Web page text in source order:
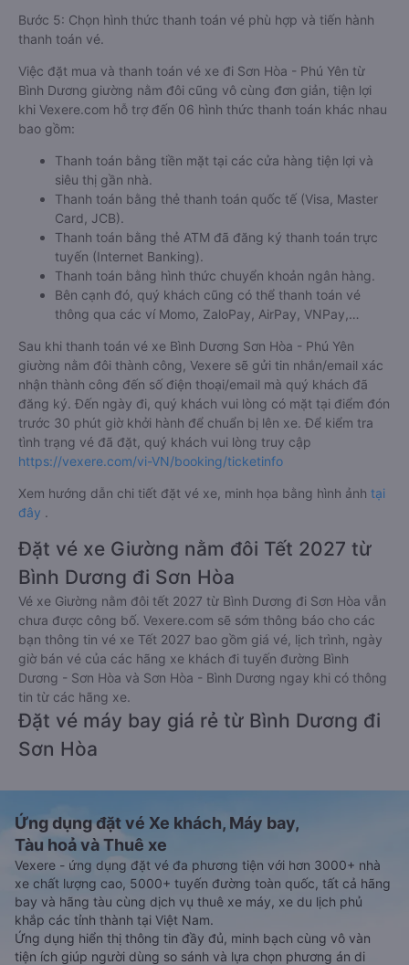
Bước 5: Chọn hình thức thanh toán vé phù hợp và tiến hành
thanh toán vé.
Việc đặt mua và thanh toán vé xe đi Sơn Hòa - Phú Yên từ
Bình Dương giường nằm đôi cũng vô cùng đơn giản, tiện lợi
khi Vexere.com hỗ trợ đến 06 hình thức thanh toán khác nhau
bao gồm:
Thanh toán bằng tiền mặt tại các cửa hàng tiện lợi và
siêu thị gần nhà.
Thanh toán bằng thẻ thanh toán quốc tế (Visa, Master
Card, JCB).
Thanh toán bằng thẻ ATM đã đăng ký thanh toán trực
tuyến (Internet Banking).
Thanh toán bằng hình thức chuyển khoản ngân hàng.
Bên cạnh đó, quý khách cũng có thể thanh toán vé
thông qua các ví Momo, ZaloPay, AirPay, VNPay,…
Sau khi thanh toán vé xe Bình Dương Sơn Hòa - Phú Yên
giường nằm đôi thành công, Vexere sẽ gửi tin nhắn/email xác
nhận thành công đến số điện thoại/email mà quý khách đã
đăng ký. Đến ngày đi, quý khách vui lòng có mặt tại điểm đón
trước 30 phút giờ khởi hành để chuẩn bị lên xe. Để kiểm tra
tình trạng vé đã đặt, quý khách vui lòng truy cập
https://vexere.com/vi-VN/booking/ticketinfo
Xem hướng dẫn chi tiết đặt vé xe, minh họa bằng hình ảnh tại
đây .
Đặt vé xe Giường nằm đôi Tết 2027 từ
Bình Dương đi Sơn Hòa
Vé xe Giường nằm đôi tết 2027 từ Bình Dương đi Sơn Hòa vẫn
chưa được công bố. Vexere.com sẽ sớm thông báo cho các
bạn thông tin vé xe Tết 2027 bao gồm giá vé, lịch trình, ngày
giờ bán vé của các hãng xe khách đi tuyến đường Bình
Dương - Sơn Hòa và Sơn Hòa - Bình Dương ngay khi có thông
tin từ các hãng xe.
Đặt vé máy bay giá rẻ từ Bình Dương đi
Sơn Hòa
Ứng dụng đặt vé Xe khách, Máy bay,
Tàu hoả và Thuê xe
Vexere - ứng dụng đặt vé đa phương tiện với hơn 3000+ nhà
xe chất lượng cao, 5000+ tuyến đường toàn quốc, tất cả hãng
bay và hãng tàu cùng dịch vụ thuê xe máy, xe du lịch phủ
khắp các tỉnh thành tại Việt Nam.
Ứng dụng hiển thị thông tin đầy đủ, minh bạch cùng vô vàn
tiện ích giúp người dùng so sánh và lựa chọn phương án di